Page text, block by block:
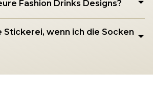
Fashion Drinks Designs?
Stickerei, wenn ich die Socken